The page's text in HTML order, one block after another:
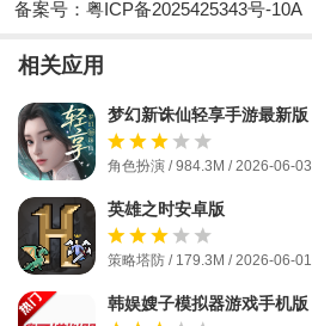
备案号：粤ICP备2025425343号-10A
相关应用
梦幻新诛仙轻享手游最新版
角色扮演 / 984.3M /2026-06-03
英雄之时安卓版
策略塔防 / 179.3M / 2026-06-01
韩娱嫂子模拟器游戏手机版